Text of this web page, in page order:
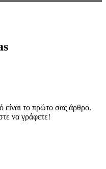
το πρώτο σας άρθρο.
να γράφετε!